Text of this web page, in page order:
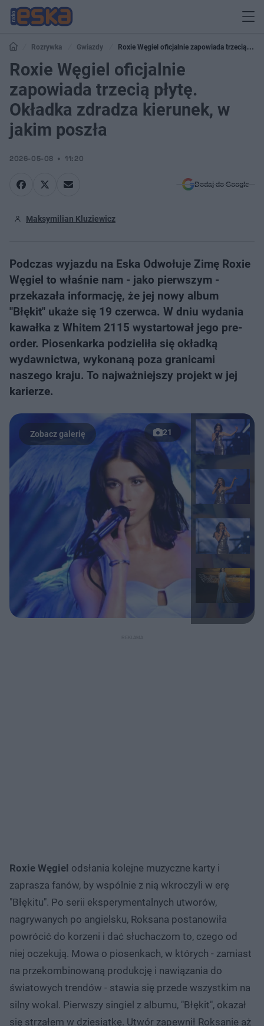
Rozrywka Gwiazdy
Roxie Węgiel oficjalnie zapowiada trzecią
płytę. Okładka zdradza kierunek, w jakim poszła
Roxie Węgiel oficjalnie
zapowiada trzecią płytę.
Okładka zdradza kierunek, w
jakim poszła
2026-05-08 11:20
Dodaj do Google
Maksymilian Kluziewicz
Podczas wyjazdu na Eska Odwołuje Zimę Roxie
Węgiel to właśnie nam - jako pierwszym -
przekazała informację, że jej nowy album
"Błękit" ukaże się 19 czerwca. W dniu wydania
kawałka z Whitem 2115 wystartował jego pre-
order. Piosenkarka podzieliła się okładką
wydawnictwa, wykonaną poza granicami
naszego kraju. To najważniejszy projekt w jej
karierze.
21
Roxie Węgiel odsłania kolejne muzyczne karty i
zaprasza fanów, by wspólnie z nią wkroczyli w erę
"Błękitu". Po serii eksperymentalnych utworów,
nagrywanych po angielsku, Roksana postanowiła
powrócić do korzeni i dać słuchaczom to, czego od
niej oczekują. Mowa o piosenkach, w których - zamiast
na przekombinowaną produkcję i nawiązania do
światowych trendów - stawia się przede wszystkim na
silny wokal. Pierwszy singiel z albumu, "Błękit", okazał
się strzałem w dziesiątkę. Utwór zapewnił Roksanie aż